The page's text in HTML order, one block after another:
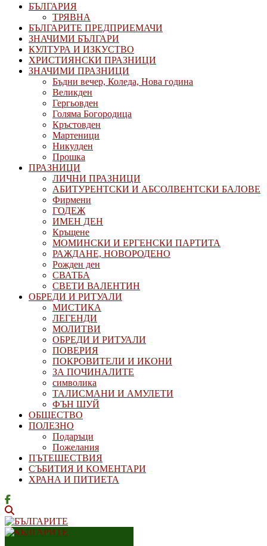
БЪЛГАРИЯ
ТРЯВНА
БЪЛГАРИТЕ ПРЕДПРИЕМАЧИ
ЗНАЧИМИ БЪЛГАРИ
КУЛТУРА И ИЗКУСТВО
ХРИСТИЯНСКИ ПРАЗНИЦИ
ЗНАЧИМИ ПРАЗНИЦИ
Бъдни вечер, Коледа, Нова година
Великден
Гергьовден
Голяма Богородица
Кръстовден
Мартеници
Никулден
Прошка
ПРАЗНИЦИ
ЛИЧНИ ПРАЗНИЦИ
АБИТУРЕНТСКИ И АБСОЛВЕНТСКИ БАЛОВЕ
Фирмени
ГОДЕЖ
ИМЕН ДЕН
Кръщене
МОМИНСКИ И ЕРГЕНСКИ ПАРТИТА
РАЖДАНЕ, НОВОРОДЕНО
Рожден ден
СВАТБА
СВЕТИ ВАЛЕНТИН
ОБРЕДИ И РИТУАЛИ
МИСТИКА
ЛЕГЕНДИ
МОЛИТВИ
ОБРЕДИ И РИТУАЛИ
ПОВЕРИЯ
ПОКРОВИТЕЛИ И ИКОНИ
ЗА ПОЧИНАЛИТЕ
символика
ТАЛИСМАНИ И АМУЛЕТИ
ФЪН ШУЙ
ОБЩЕСТВО
ПОЛЕЗНО
Подаръци
Пожелания
ПЪТЕШЕСТВИЯ
СЪБИТИЯ И КОМЕНТАРИ
ХРАНА И ПИТИЕТА